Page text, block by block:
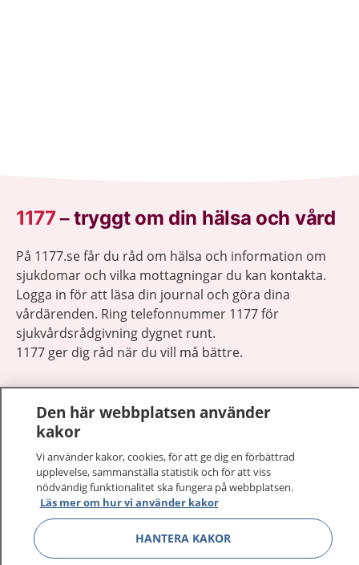
1177–tryggt om din hälsa och vård
På 1177.se får du råd om hälsa och information om
sjukdomar och vilka mottagningar du kan kontakta.
Logga in för att läsa din journal och göra dina
vårdärenden. Ring telefonnummer 1177 för
sjukvårdsrådgivning dygnet runt.
1177 ger dig råd när du vill må bättre.
1177 på flera språk
Om 1177
Kontakt Visa
Den här webbplatsen använder
kakor
Vi använder kakor, cookies, för att ge dig en förbättrad
upplevelse, sammanställa statistik och för att viss
nödvändig funktionalitet ska fungera på webbplatsen.
Läs mer om hur vi använder kakor
HANTERA KAKOR